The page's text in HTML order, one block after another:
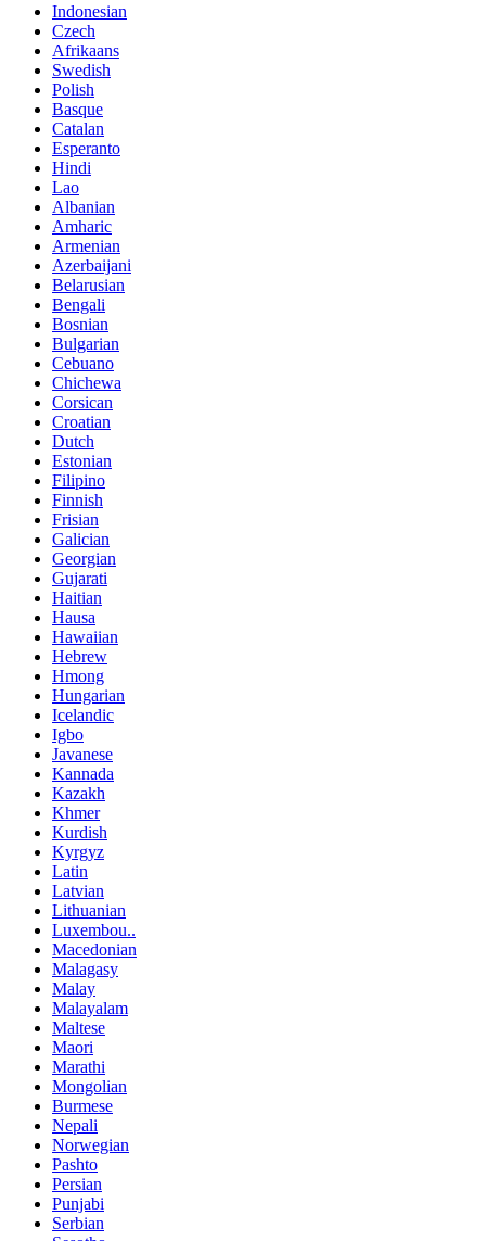
Indonesian
Czech
Afrikaans
Swedish
Polish
Basque
Catalan
Esperanto
Hindi
Lao
Albanian
Amharic
Armenian
Azerbaijani
Belarusian
Bengali
Bosnian
Bulgarian
Cebuano
Chichewa
Corsican
Croatian
Dutch
Estonian
Filipino
Finnish
Frisian
Galician
Georgian
Gujarati
Haitian
Hausa
Hawaiian
Hebrew
Hmong
Hungarian
Icelandic
Igbo
Javanese
Kannada
Kazakh
Khmer
Kurdish
Kyrgyz
Latin
Latvian
Lithuanian
Luxembou..
Macedonian
Malagasy
Malay
Malayalam
Maltese
Maori
Marathi
Mongolian
Burmese
Nepali
Norwegian
Pashto
Persian
Punjabi
Serbian